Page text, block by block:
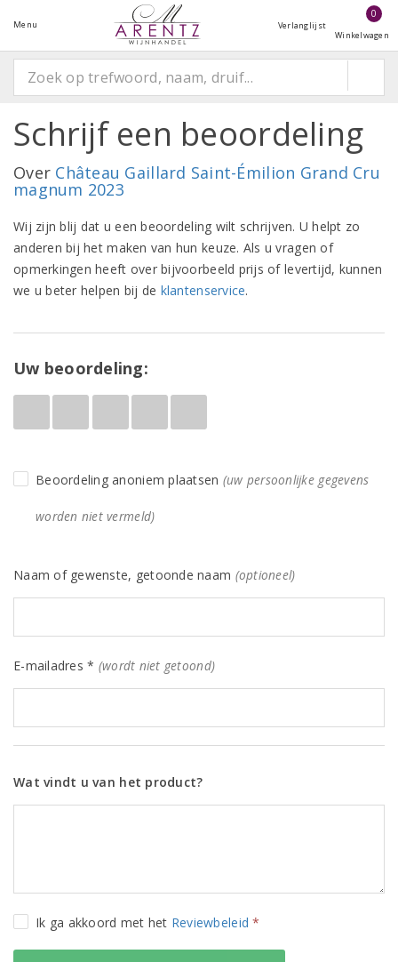
Menu Verlanglijst
0
Winkelwagen
Schrijf een beoordeling
Over Château Gaillard Saint-Émilion Grand Cru
magnum 2023
Wij zijn blij dat u een beoordeling wilt schrijven. U helpt zo
anderen bij het maken van hun keuze. Als u vragen of
opmerkingen heeft over bijvoorbeeld prijs of levertijd, kunnen
we u beter helpen bij de klantenservice.
Uw beoordeling:
Beoordeling anoniem plaatsen (uw persoonlijke gegevens
worden niet vermeld)
Naam of gewenste, getoonde naam (optioneel)
E-mailadres * (wordt niet getoond)
Wat vindt u van het product?
Ik ga akkoord met het Reviewbeleid *